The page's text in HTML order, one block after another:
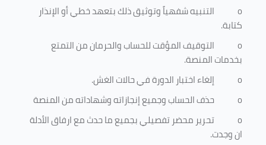
o
التنبيه شفهياً وتوثيق ذلك بتعهد خطي أو الإنذار
كتابة.
o
التوقيف المؤقت للحساب والحرمان من التمتع
بخدمات المنصة.
o
إلغاء اختبار الدورة في حالات الغش.
o
حذف الحساب وجميع إنجازاته وشهاداته من المنصة
o
تحرير محضر تفصيلي بجميع ما حدث مع ارفاق الأدلة
ان وجدت.